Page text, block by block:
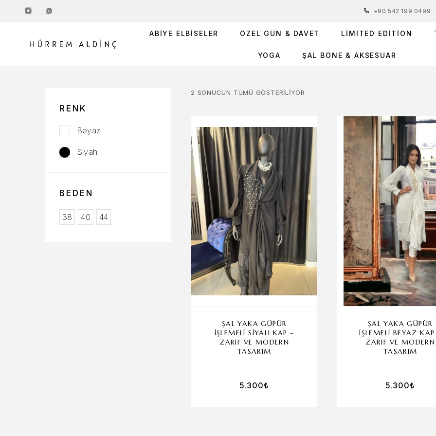
+90 542 199 0499
ABIYE ELBISELER ÖZEL GÜN & DAVET LIMITED EDITION
YOGA ŞAL BONE & AKSESUAR
RENK
Beyaz
Siyah
BEDEN
38 40 44
2 SONUCUN TÜMÜ GÖSTERILIYOR
ŞAL YAKA GÜPÜR
İŞLEMELI SIYAH KAP –
ZARIF VE MODERN
TASARIM
5.300₺
ŞAL YAKA GÜPÜR
İŞLEMELI BEYAZ
ZARIF VE MODERN
TASARIM
5.300₺